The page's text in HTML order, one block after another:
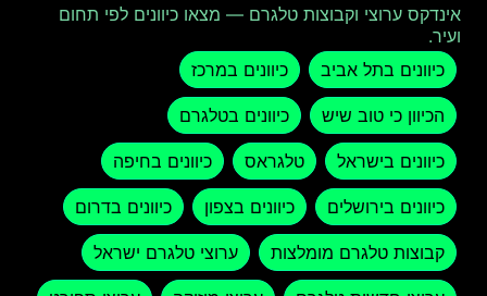
אינדקס ערוצי וקבוצות טלגרם — מצאו כיוונים לפי תחום
ועיר.
כיוונים בתל אביב
כיוונים במרכז
הכיוון כי טוב שיש כיוונים בטלגרם
כיוונים בישראל טלגראס כיוונים בחיפה
כיוונים בירושלים כיוונים בצפון כיוונים בדרום
קבוצות טלגרם מומלצות ערוצי טלגרם ישראל